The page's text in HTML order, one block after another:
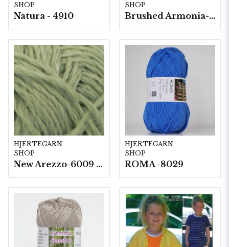
SHOP
Natura - 4910
SHOP
Brushed Armonia- 10 nystan a50g./fp.
HJERTEGARN
SHOP
New Arezzo-6009 50g./nyst. 10 st/fp.
HJERTEGARN
SHOP
ROMA -8029